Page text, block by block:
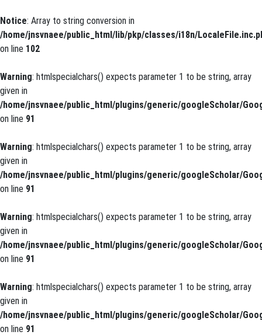
Notice: Array to string conversion in
/home/jnsvnaee/public_html/lib/pkp/classes/i18n/
on line 102
Warning: htmlspecialchars() expects parameter 1 to be string, array
given in
/home/jnsvnaee/public_html/plugins/generic/googleScholar/
on line 91
Warning: htmlspecialchars() expects parameter 1 to be string, array
given in
/home/jnsvnaee/public_html/plugins/generic/googleScholar/
on line 91
Warning: htmlspecialchars() expects parameter 1 to be string, array
given in
/home/jnsvnaee/public_html/plugins/generic/googleScholar/
on line 91
Warning: htmlspecialchars() expects parameter 1 to be string, array
given in
/home/jnsvnaee/public_html/plugins/generic/googleScholar/
on line 91